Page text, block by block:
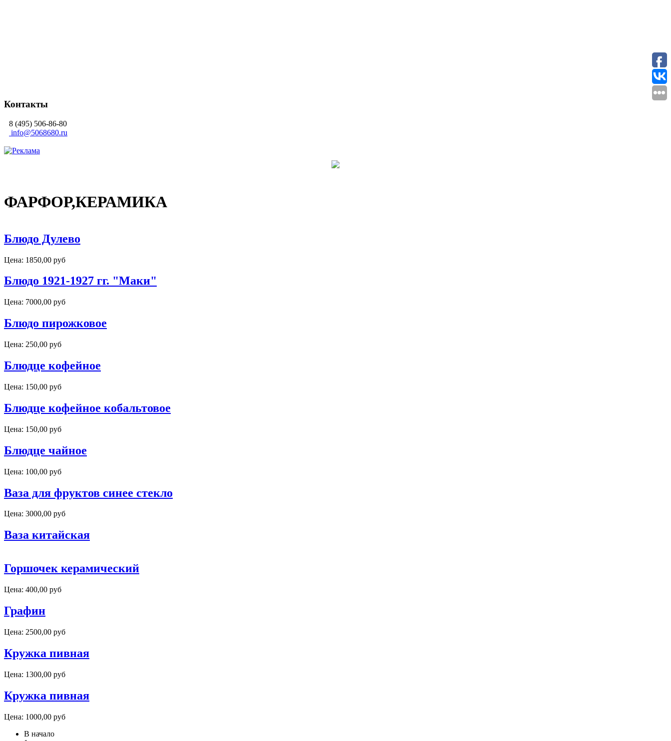
Контакты
8 (495) 506-86-80
info@5068680.ru
ФАРФОР,КЕРАМИКА
Блюдо Дулево
Цена: 1850,00 руб
Блюдо 1921-1927 гг. "Маки"
Цена: 7000,00 руб
Блюдо пирожковое
Цена: 250,00 руб
Блюдце кофейное
Цена: 150,00 руб
Блюдце кофейное кобальтовое
Цена: 150,00 руб
Блюдце чайное
Цена: 100,00 руб
Ваза для фруктов синее стекло
Цена: 3000,00 руб
Ваза китайская
Горшочек керамический
Цена: 400,00 руб
Графин
Цена: 2500,00 руб
Кружка пивная
Цена: 1300,00 руб
Кружка пивная
Цена: 1000,00 руб
В начало